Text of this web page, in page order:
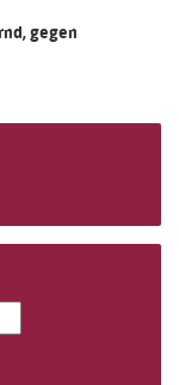
gegen